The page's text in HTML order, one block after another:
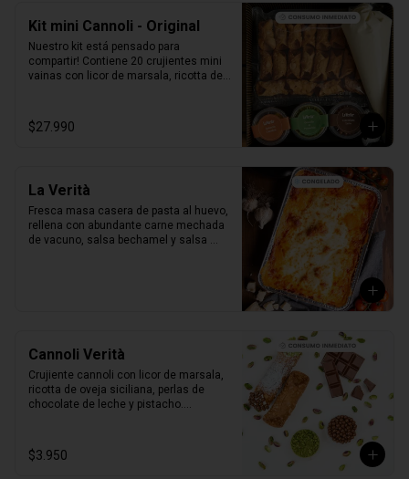
Kit mini Cannoli - Original
Nuestro kit está pensado para
compartir! Contiene 20 crujientes mini
vainas con licor de marsala, ricotta de
marrasquino, pistacho y una exquisita
crema de pistacho.
$27.990
La Verità
Fresca masa casera de pasta al huevo,
rellena con abundante carne mechada
de vacuno, salsa bechamel y salsa
Cannoli Verità
Crujiente cannoli con licor de marsala,
ricotta de oveja siciliana, perlas de
chocolate de leche y pistacho.
$3.950